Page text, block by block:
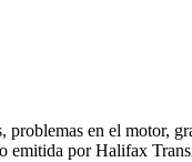
en el motor,
emitida por Halifax